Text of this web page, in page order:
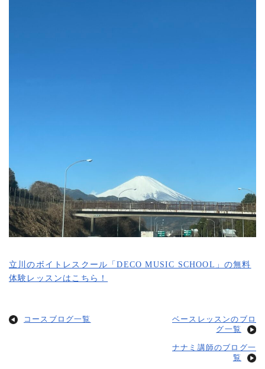
立川のボイトレスクール「DECO MUSIC SCHOOL」の無料
体験レッスンはこちら！
コースブログ一覧
ベースレッスンのブロ
グ一覧
ナナミ講師のブログ一
覧